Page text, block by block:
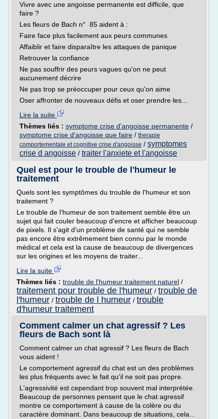
Vivre avec une angoisse permanente est difficile, que
faire ?
Les fleurs de Bach n° 85 aident à :
Faire face plus facilement aux peurs communes
Affaiblir et faire disparaître les attaques de panique
Retrouver la confiance
Ne pas souffrir des peurs vagues qu'on ne peut
aucunement décrire
Ne pas trop se préoccuper pour ceux qu'on aime
Oser affronter de nouveaux défis et oser prendre les...
Lire la suite
Thèmes liés : symptome crise d'angoisse permanente /
symptome crise d'angoisse que faire / therapie
comportementale et cognitive crise d'angoisse / symptomes
crise d angoisse / traiter l'anxiete et l'angoisse
Quel est pour le trouble de l'humeur le
traitement
Quels sont les symptômes du trouble de l'humeur et son
traitement ?
Le trouble de l'humeur de son traitement semble être un
sujet qui fait couler beaucoup d'encre et afficher beaucoup
de pixels. Il s'agit d'un problème de santé qui ne semble
pas encore être extrêmement bien connu par le monde
médical et cela est la cause de beaucoup de divergences
sur les origines et les moyens de traiter...
Lire la suite
Thèmes liés : trouble de l'humeur traitement naturel /
traitement pour trouble de l'humeur / trouble de
l'humeur / trouble de l humeur / trouble
d'humeur traitement
Comment calmer un chat agressif ? Les
fleurs de Bach sont là
Comment calmer un chat agressif ? Les fleurs de Bach
vous aident !
Le comportement agressif du chat est un des problèmes
les plus fréquents avec le fait qu'il ne soit pas propre.
L'agressivité est cependant trop souvent mal interprétée.
Beaucoup de personnes pensent que le chat agressif
montre ce comportement à cause de la colère ou du
caractère dominant. Dans beaucoup de situations, cela...